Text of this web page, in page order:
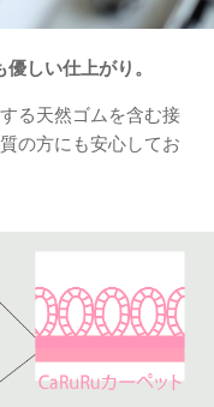
しい仕上がり。
る天然ゴムを含む接
の方にも安心してお